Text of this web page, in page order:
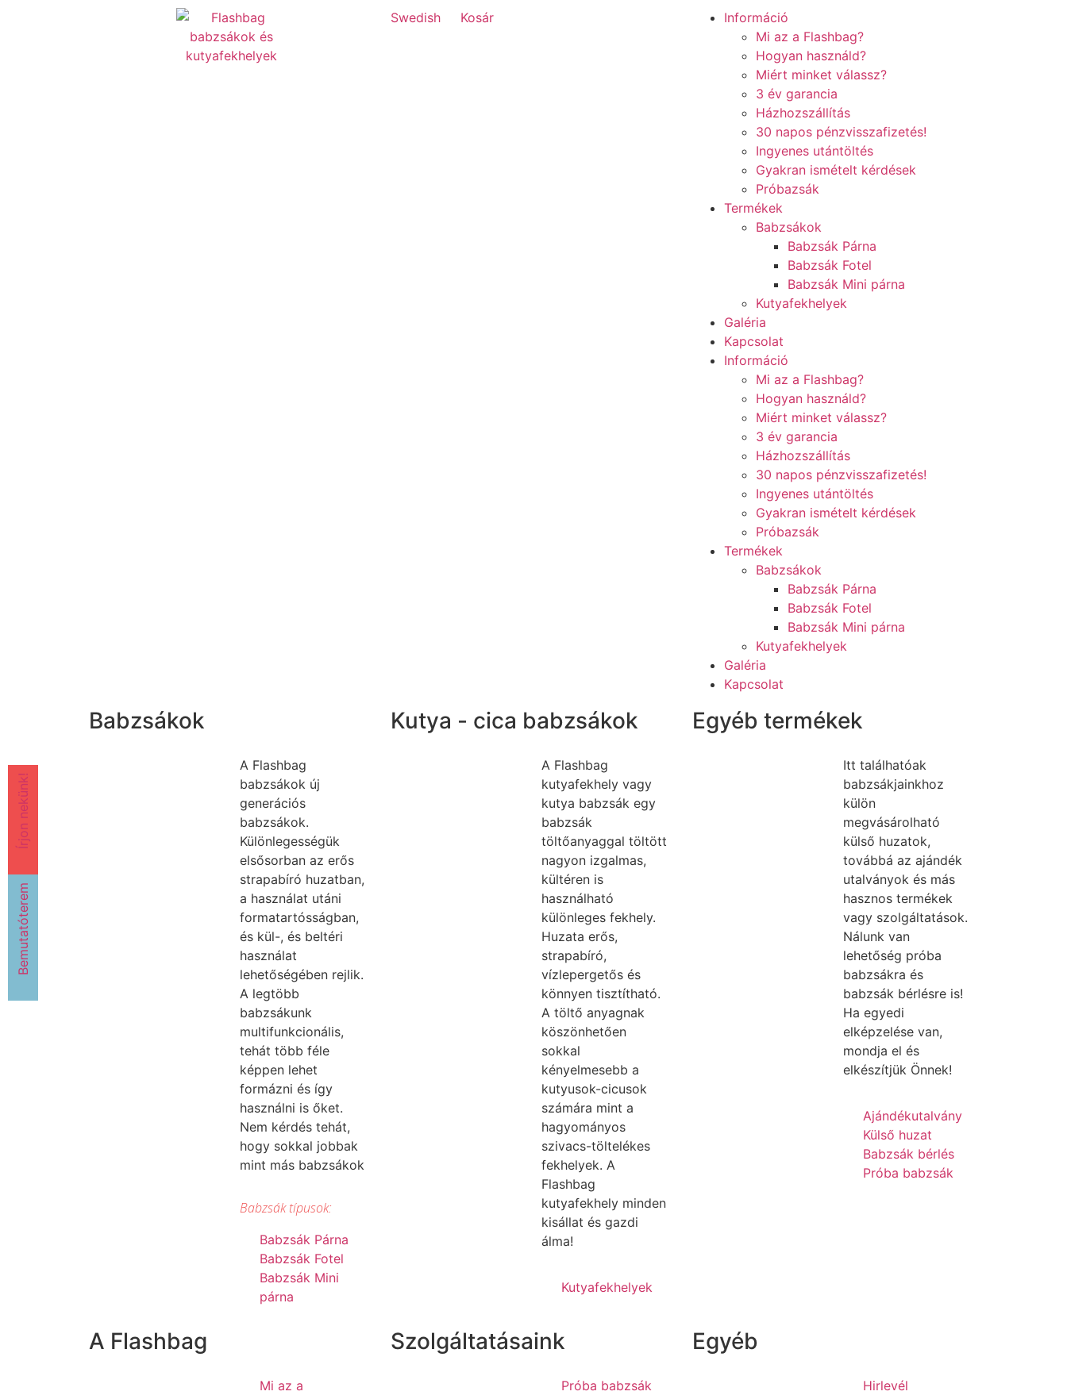
Swedish Kosár
Információ
Mi az a Flashbag?
Hogyan használd?
Miért minket válassz?
3 év garancia
Házhozszállítás
30 napos pénzvisszafizetés!
Ingyenes utántöltés
Gyakran ismételt kérdések
Próbazsák
Termékek
Babzsákok
Babzsák Párna
Babzsák Fotel
Babzsák Mini párna
Kutyafekhelyek
Galéria
Kapcsolat
Információ
Mi az a Flashbag?
Hogyan használd?
Miért minket válassz?
3 év garancia
Házhozszállítás
30 napos pénzvisszafizetés!
Ingyenes utántöltés
Gyakran ismételt kérdések
Próbazsák
Termékek
Babzsákok
Babzsák Párna
Babzsák Fotel
Babzsák Mini párna
Kutyafekhelyek
Galéria
Kapcsolat
Babzsákok
A Flashbag
babzsákok új
generációs
babzsákok.
Különlegességük
elsősorban az erős
strapabíró huzatban,
a használat utáni
formatartósságban,
és kül-, és beltéri
használat
lehetőségében rejlik.
A legtöbb
babzsákunk
multifunkcionális,
tehát több féle
képpen lehet
formázni és így
használni is őket.
Nem kérdés tehát,
hogy sokkal jobbak
mint más babzsákok
Babzsák típusok:
Babzsák Párna
Babzsák Fotel
Babzsák Mini
párna
Kutya - cica babzsákok
A Flashbag
kutyafekhely vagy
kutya babzsák egy
babzsák
töltőanyaggal töltött
nagyon izgalmas,
kültéren is
használható
különleges fekhely.
Huzata erős,
strapabíró,
vízlepergetős és
könnyen tisztítható.
A töltő anyagnak
köszönhetően
sokkal
kényelmesebb a
kutyusok-cicusok
számára mint a
hagyományos
szivacs-töltelékes
fekhelyek. A
Flashbag
kutyafekhely minden
kisállat és gazdi
álma!
Kutyafekhelyek
Egyéb termékek
Itt találhatóak
babzsákjainkhoz
külön
megvásárolható
külső huzatok,
továbbá az ajándék
utalványok és más
hasznos termékek
vagy szolgáltatások.
Nálunk van
lehetőség próba
babzsákra és
babzsák bérlésre is!
Ha egyedi
elképzelése van,
mondja el és
elkészítjük Önnek!
Ajándékutalvány
Külső huzat
Babzsák bérlés
Próba babzsák
A Flashbag
Mi az a
Szolgáltatásaink
Próba babzsák
Egyéb
Hirlevél
Bemutatóterem
Írjon nekünk!